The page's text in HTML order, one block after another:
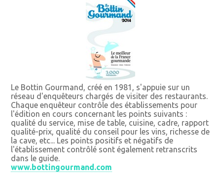
Le Bottin Gourmand, créé en 1981, s'appuie sur un
réseau d'enquêteurs chargés de visiter des restaurants.
Chaque enquêteur contrôle des établissements pour
l'édition en cours concernant les points suivants :
qualité du service, mise de table, cuisine, cadre, rapport
qualité-prix, qualité du conseil pour les vins, richesse de
la cave, etc... Les points positifs et négatifs de
l'établissement contrôlé sont également retranscrits
dans le guide.
www.bottingourmand.com